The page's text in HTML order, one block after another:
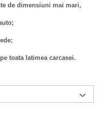
de dimensiuni mai mari,
toata latimea carcasei.